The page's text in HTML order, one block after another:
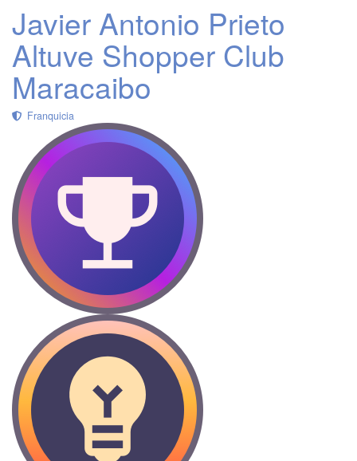
Javier Antonio Prieto
Altuve Shopper Club
Maracaibo
Franquicia